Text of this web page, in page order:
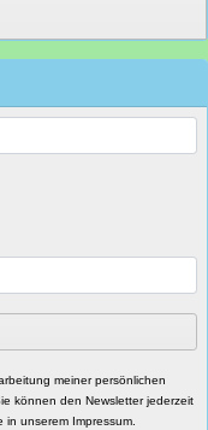
meiner persönlichen
können den Newsletter jederzeit
unserem Impressum.